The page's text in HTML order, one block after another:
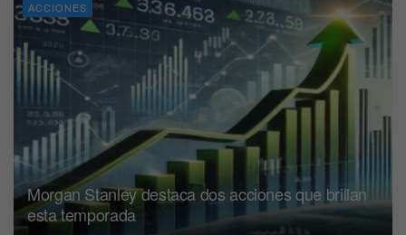
ACCIONES
Morgan Stanley destaca dos acciones que brillan
esta temporada